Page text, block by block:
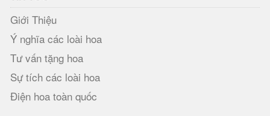
Giới Thiệu
Ý nghĩa các loài hoa
Tư vấn tặng hoa
Sự tích các loài hoa
Điện hoa toàn quốc